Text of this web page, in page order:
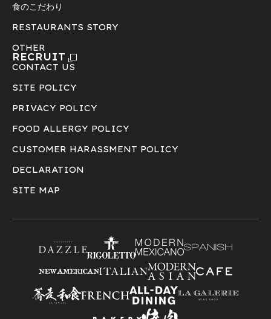
食のこだわり
RESTAURANTS STORY
OTHER
RECRUIT
CONTACT US
SITE POLICY
PRIVACY POLICY
FOOD ALLERGY POLICY
CUSTOMER HARASSMENT POLICY
DECLARATION
SITE MAP